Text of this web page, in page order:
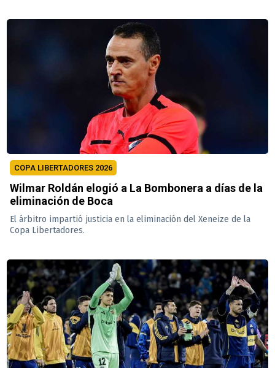
COPA LIBERTADORES 2026
Wilmar Roldán elogió a La Bombonera a días de la
eliminación de Boca
El árbitro impartió justicia en la eliminación del Xeneize de la
Copa Libertadores.